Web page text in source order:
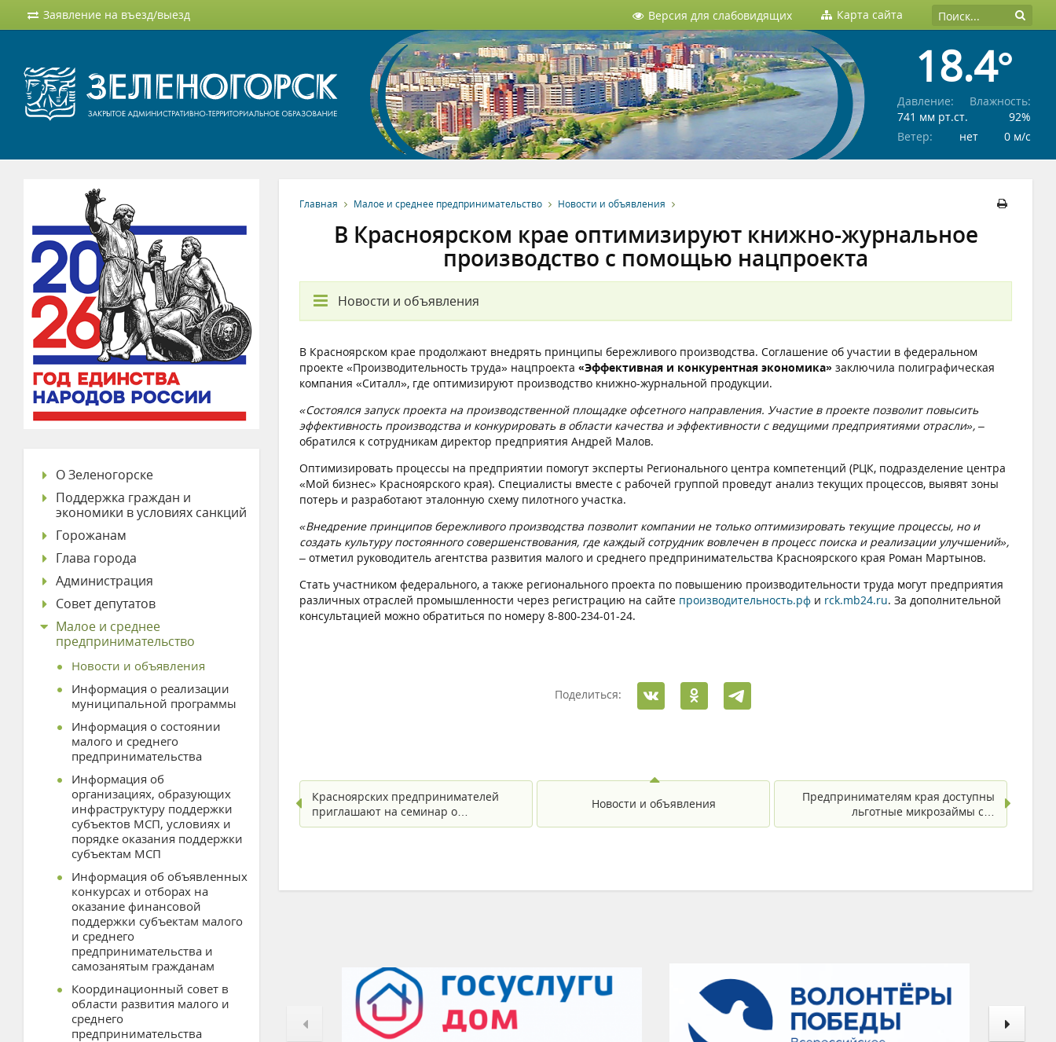
Заявление на въезд/выезд Версия для слабовидящих Карта сайта
18.4°
Давление:
741 мм рт.ст.
Влажность:
92%
Ветер:
нет 0 м/c
Главная Малое и среднее предпринимательство Новости и объявления
В Красноярском крае оптимизируют книжно-журнальное
производство с помощью нацпроекта
Новости и объявления
В Красноярском крае продолжают внедрять принципы бережливого производства. Соглашение об участии в федеральном
проекте «Производительность труда» нацпроекта «Эффективная и конкурентная экономика» заключила полиграфическая
компания «Ситалл», где оптимизируют производство книжно-журнальной продукции.
«Состоялся запуск проекта на производственной площадке офсетного направления. Участие в проекте позволит повысить
эффективность производства и конкурировать в области качества и эффективности с ведущими предприятиями отрасли», –
обратился к сотрудникам директор предприятия Андрей Малов.
Оптимизировать процессы на предприятии помогут эксперты Регионального центра компетенций (РЦК, подразделение центра
«Мой бизнес» Красноярского края). Специалисты вместе с рабочей группой проведут анализ текущих процессов, выявят зоны
потерь и разработают эталонную схему пилотного участка.
«Внедрение принципов бережливого производства позволит компании не только оптимизировать текущие процессы, но и
создать культуру постоянного совершенствования, где каждый сотрудник вовлечен в процесс поиска и реализации улучшений»,
– отметил руководитель агентства развития малого и среднего предпринимательства Красноярского края Роман Мартынов.
Стать участником федерального, а также регионального проекта по повышению производительности труда могут предприятия
различных отраслей промышленности через регистрацию на сайте производительность.рф и rck.mb24.ru. За дополнительной
консультацией можно обратиться по номеру 8-800-234-01-24.
Поделиться:
Красноярских предпринимателей
приглашают на семинар о…
Новости и объявления
Предпринимателям края доступны
льготные микрозаймы с…
О Зеленогорске
Поддержка граждан и
экономики в условиях санкций
Горожанам
Глава города
Администрация
Совет депутатов
Малое и среднее
предпринимательство
Новости и объявления
Информация о реализации
муниципальной программы
Информация о состоянии
малого и среднего
предпринимательства
Информация об
организациях, образующих
инфраструктуру поддержки
субъектов МСП, условиях и
порядке оказания поддержки
субъектам МСП
Информация об объявленных
конкурсах и отборах на
оказание финансовой
поддержки субъектам малого
и среднего
предпринимательства и
самозанятым гражданам
Координационный совет в
области развития малого и
среднего
предпринимательства